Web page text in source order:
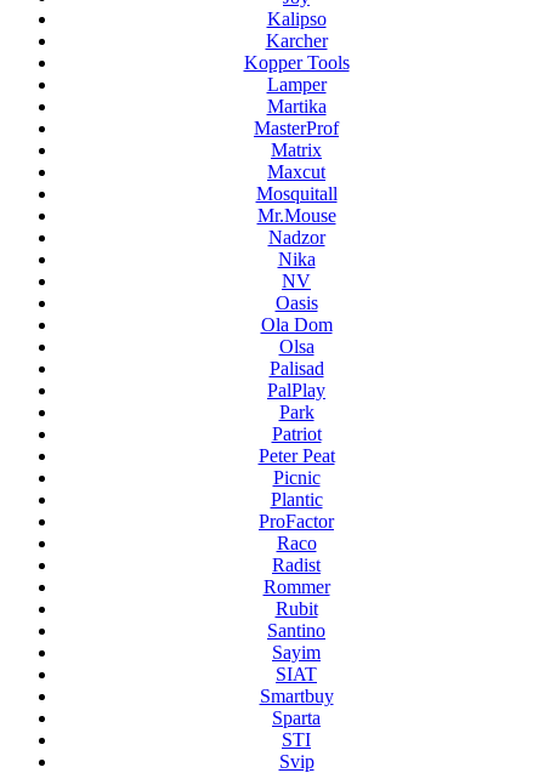
Kalipso
Karcher
Kopper Tools
Lamper
Martika
MasterProf
Matrix
Maxcut
Mosquitall
Mr.Mouse
Nadzor
Nika
NV
Oasis
Ola Dom
Olsa
Palisad
PalPlay
Park
Patriot
Peter Peat
Picnic
Plantic
ProFactor
Raco
Radist
Rommer
Rubit
Santino
Sayim
SIAT
Smartbuy
Sparta
STI
Svip